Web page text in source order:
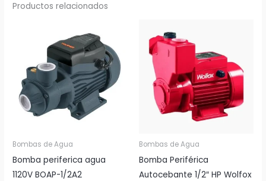
Productos relacionados
Bombas de Agua
Bomba periferica agua
1120V BOAP-1/2A2
Bombas de Agua
Bomba Periférica
Autocebante 1/2″ HP Wolfox